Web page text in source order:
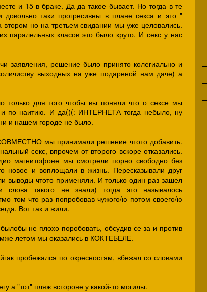
и 15 в браке. Да да такое бывает. Но тогда в те
таки прогресивны в плане секса и это "
но на третьем свидании мы уже целовались.
паралельных класов это было круто. И секс у нас
заявления, решение было принято колегиально и
выходных на уже подареной нам даче) а
только для того чтобы вы поняли что о сексе мы
по наитию. И да(((: ИНТЕРНЕТА тогда небыло, ну
и нашем городе не было.
мы принимали решение чтото добавить.
секс, впрочем от второго вскоре отказались.
магнитофоне мы смотрели порно свободно без
новое и воплощали в жизнь. Пересказывали друг
выводы чтото применяли. И только один раз зашел
такого не знали) тогда это называлось
том что раз попробовав чужого/ю потом своего/ю
Вот так и жили.
не плохо поробовать, обсудив се за и против
летом мы оказались в КОКТЕБЕЛЕ.
пробежался по окресностям, вбежал со словами
а "тот" пляж встороне у какой-то могилы.